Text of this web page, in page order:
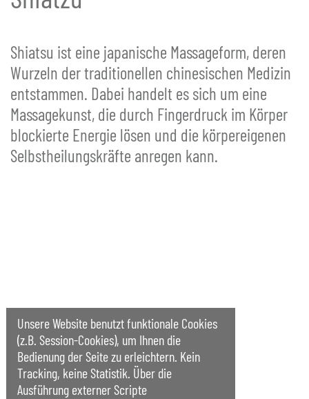
Shiatsu ist eine japanische Massageform, deren
Wurzeln der traditionellen chinesischen Medizin
entstammen. Dabei handelt es sich um eine
Massagekunst, die durch Fingerdruck im Körper
blockierte Energie lösen und die körpereigenen
Selbstheilungskräfte anregen kann.
Unsere Website benutzt funktionale Cookies
(z.B. Session-Cookies), um Ihnen die
Bedienung der Seite zu erleichtern. Kein
Tracking, keine Statistik. Über die
Ausführung externer Scripte